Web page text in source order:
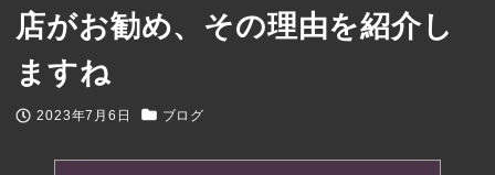
店がお勧め、その理由を紹介し
ますね
投稿日
2023年7月6日
カテゴリー
ブログ